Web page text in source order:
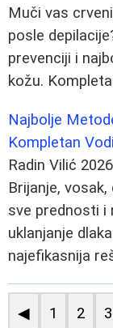
Muči vas
posle
prevenciji i
kožu.
Najbolje
Kompletan
Radin Vilić
Brijanje,
sve prednosti i
uklanjanje
najefikasnija
◀ 1 2 3